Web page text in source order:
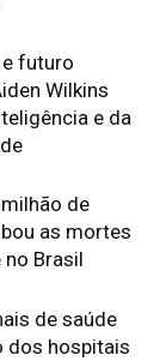
futuro
Wilkins
e da
de
as mortes
Brasil
de saúde
dos hospitais